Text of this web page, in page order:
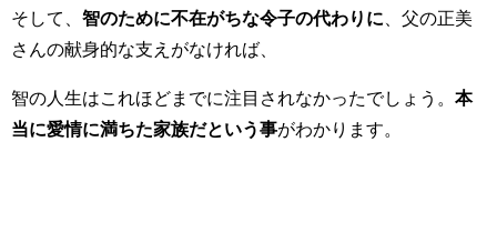
そして、 智のために不在がちな令子の代わりに 、父の正美
さんの献身的な支えがなければ、
智の人生はこれほどまでに注目されなかったでしょう。 本
当に愛情に満ちた家族だという事がわかります。